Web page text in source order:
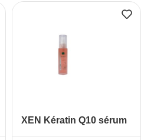
XEN Kératin Q10 sérum